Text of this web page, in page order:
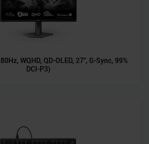
WQHD, QD-OLED, 27", G-Sync, 99%
DCI-P3)